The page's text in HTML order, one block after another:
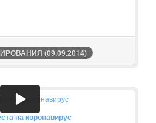
(09.09.2014)
на коронавирус